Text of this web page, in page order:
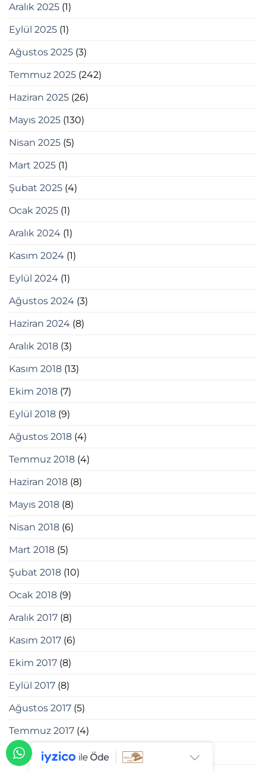
Aralık 2025 (1)
Eylül 2025 (1)
Ağustos 2025 (3)
Temmuz 2025 (242)
Haziran 2025 (26)
Mayıs 2025 (130)
Nisan 2025 (5)
Mart 2025 (1)
Şubat 2025 (4)
Ocak 2025 (1)
Aralık 2024 (1)
Kasım 2024 (1)
Eylül 2024 (1)
Ağustos 2024 (3)
Haziran 2024 (8)
Aralık 2018 (3)
Kasım 2018 (13)
Ekim 2018 (7)
Eylül 2018 (9)
Ağustos 2018 (4)
Temmuz 2018 (4)
Haziran 2018 (8)
Mayıs 2018 (8)
Nisan 2018 (6)
Mart 2018 (5)
Şubat 2018 (10)
Ocak 2018 (9)
Aralık 2017 (8)
Kasım 2017 (6)
Ekim 2017 (8)
Eylül 2017 (8)
Ağustos 2017 (5)
Temmuz 2017 (4)
Haziran 2017(11)